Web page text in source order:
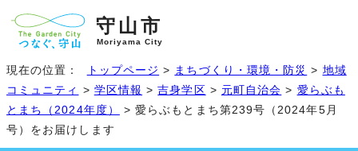
守山市
Moriyama City
現在の位置： トップページ > まちづくり・環境・防災 > 地域
コミュニティ
> 学区情報 >吉身学区 > 元町自治会 > 愛らぶも
とまち（2024年度）
> 愛らぶもとまち第239号（2024年5月
号）をお届けします